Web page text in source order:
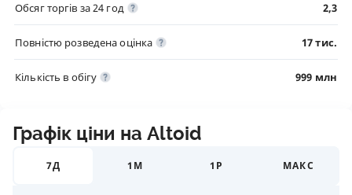
Обсяг торгів за 24 год 2,3
Повністю розведена оцінка 17 тис.
Кількість в обігу 999 млн
Графік ціни на Altoid
7Д 1М 1Р МАКС